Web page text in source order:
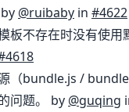
@ruibaby in #4622
板不存在时没有使用
（bundle.js /
问题。 by @guqing